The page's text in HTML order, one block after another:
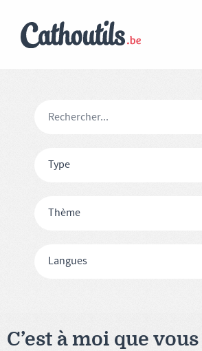
Type
Thème
Langues
C’est à moi que